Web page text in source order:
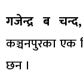
गजेन्द्र ब
कञ्चनपुरका एक
छन ।